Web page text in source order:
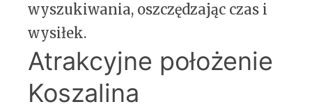
wyszukiwania, oszczędzając czas i
wysiłek.
Atrakcyjne położenie
Koszalina